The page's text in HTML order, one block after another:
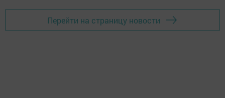
Перейти на страницу новости